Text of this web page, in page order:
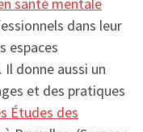
dans leur
espaces
donne aussi un
et des pratiques
Études des